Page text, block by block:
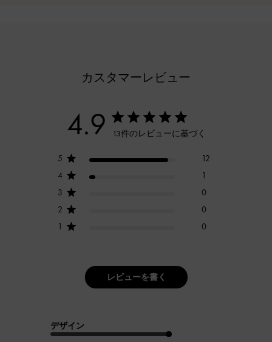
カスタマーレビュー
4.9 13件のレビューに基づく
5
12
4
1
3
0
2
0
1
0
レビューを書く
デザイン